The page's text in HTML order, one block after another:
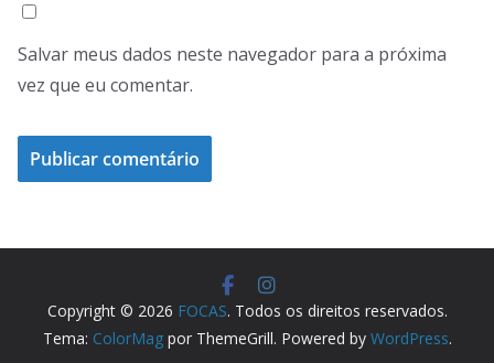
Salvar meus dados neste navegador para a próxima
vez que eu comentar.
Copyright © 2026 FOCAS. Todos os direitos reservados.
Tema: ColorMagpor ThemeGrill. Powered by WordPress.